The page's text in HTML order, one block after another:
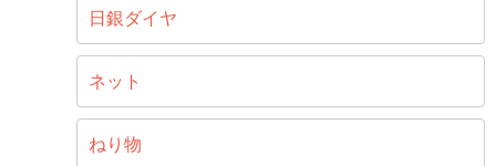
日銀ダイヤ
ネット
ねり物